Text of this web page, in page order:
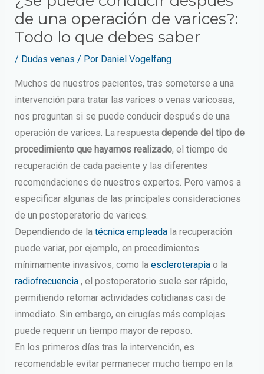
de una operación de varices?:
Todo lo que debes saber
/ Dudas venas / Por Daniel Vogelfang
Muchos de nuestros pacientes, tras someterse a una
intervención para tratar las varices o venas varicosas,
nos preguntan si se puede conducir después de una
operación de varices. La respuesta depende del tipo de
procedimiento que hayamos realizado, el tiempo de
recuperación de cada paciente y las diferentes
recomendaciones de nuestros expertos. Pero vamos a
especificar algunas de las principales consideraciones
de un postoperatorio de varices.
Dependiendo de la técnica empleadala recuperación
puede variar, por ejemplo, en procedimientos
mínimamente invasivos, como la escleroterapiao la
radiofrecuencia, el postoperatorio suele ser rápido,
permitiendo retomar actividades cotidianas casi de
inmediato. Sin embargo, en cirugías más complejas
puede requerir un tiempo mayor de reposo.
En los primeros días tras la intervención, es
recomendable evitar permanecer mucho tiempo en la